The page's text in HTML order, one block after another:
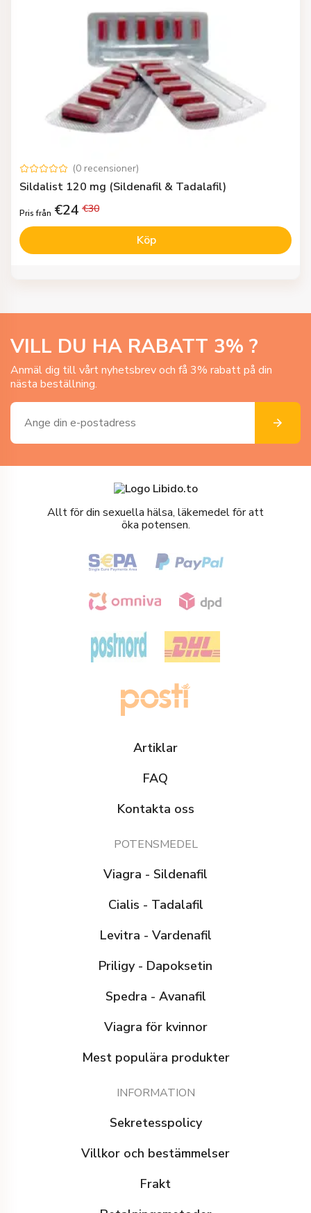
(0 recensioner)
Sildalist 120 mg (Sildenafil & Tadalafil)
Pris från €24 €30
Köp
VILL DU HA RABATT 3% ?
Anmäl dig till vårt nyhetsbrev och få 3% rabatt på din
nästa beställning.
Allt för din sexuella hälsa, läkemedel för att
öka potensen.
Artiklar
FAQ
Kontakta oss
POTENSMEDEL
Viagra - Sildenafil
Cialis - Tadalafil
Levitra - Vardenafil
Priligy - Dapoksetin
Spedra - Avanafil
Viagra för kvinnor
Mest populära produkter
INFORMATION
Sekretesspolicy
Villkor och bestämmelser
Frakt